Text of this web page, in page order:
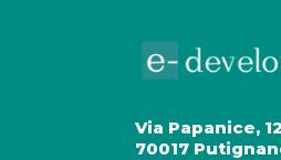
Via Papanice, 12
70017